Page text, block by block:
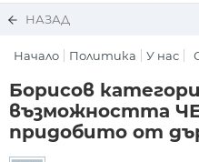
НАЗАД
Начало Политика У нас
Борисов
възможността
придобито от